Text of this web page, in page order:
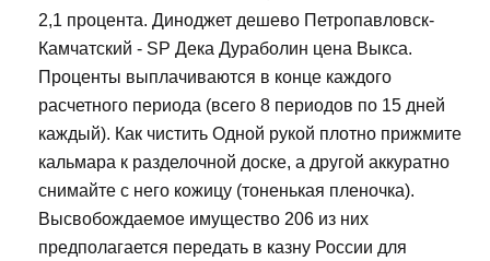
2,1 процента. Диноджет дешево Петропавловск-
Камчатский - SP Дека Дураболин цена Выкса.
Проценты выплачиваются в конце каждого
расчетного периода (всего 8 периодов по 15 дней
каждый). Как чистить Одной рукой плотно прижмите
кальмара к разделочной доске, а другой аккуратно
снимайте с него кожицу (тоненькая пленочка).
Высвобождаемое имущество 206 из них
предполагается передать в казну России для